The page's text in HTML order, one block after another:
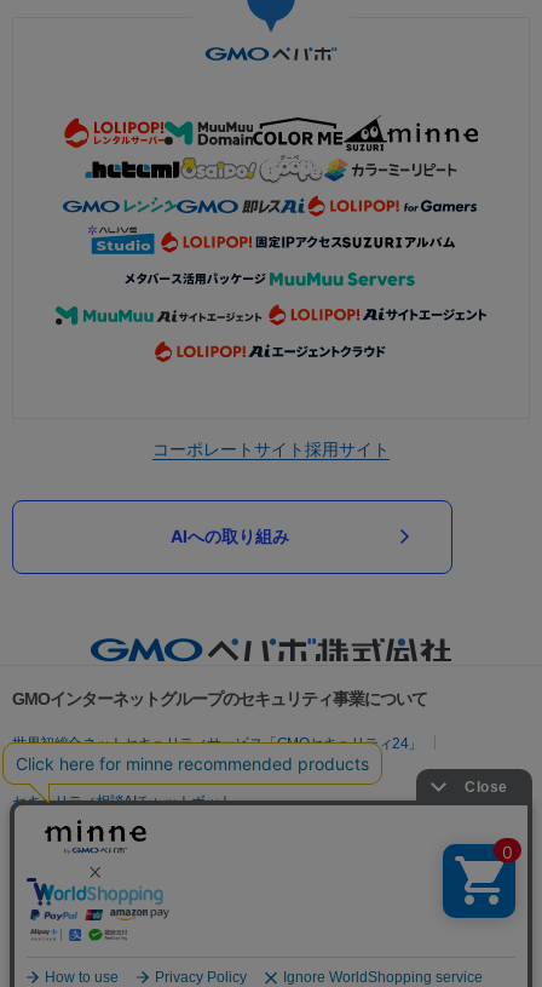
コーポレートサイト採用サイト
AIへの取り組み
GMOインターネットグループのセキュリティ事業について
世界初総合ネットセキュリティサービス「GMOセキュリティ24」
パスワード漏洩診断
Webサイトリスク診断
セキュリティ相談AIチャットボット
実在証明・盗聴対策
サイバー攻撃対策（GMO Flatt Security）
セキュリティ事業の軌跡